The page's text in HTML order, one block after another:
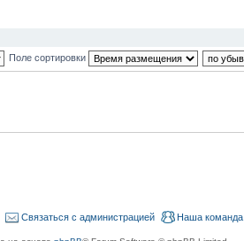
Поле сортировки
Наша команда
Связаться с администрацией